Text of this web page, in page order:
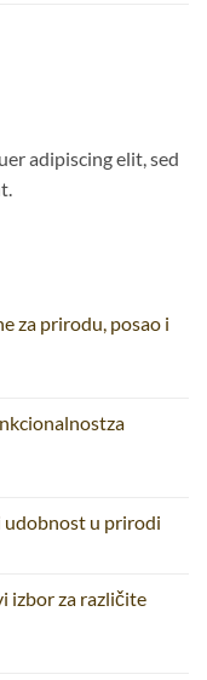
adipiscing elit, sed
za prirodu, posao i
udobnost u prirodi
izbor za različite